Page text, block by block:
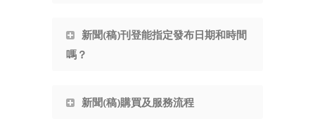
新聞(稿)刊登能指定發布日期和時間
嗎？
新聞(稿)購買及服務流程